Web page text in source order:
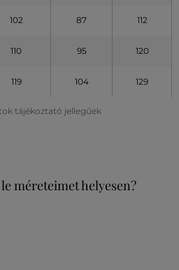
tájékoztató jellegűek
102 87 112
110 95 120
119 104 129
méreteimet helyesen?